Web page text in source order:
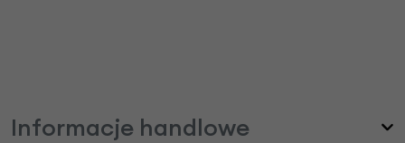
Informacje handlowe